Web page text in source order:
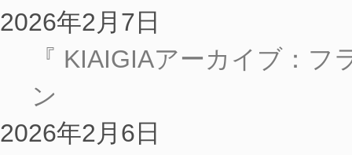
2026年2月7日
『 KIAIGIAアーカイブ：
ン
2026年2月6日